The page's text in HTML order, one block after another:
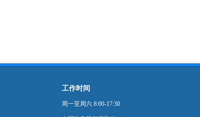
工作时间
周一至周六 8:00-17:30